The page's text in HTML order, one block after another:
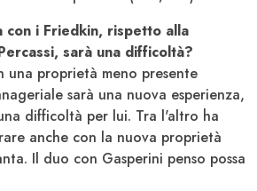
con i Friedkin, rispetto alla
sarà una difficoltà?
una proprietà meno presente
sarà una nuova esperienza,
difficoltà per lui. Tra l'altro ha
anche con la nuova proprietà
Il duo con Gasperini penso possa